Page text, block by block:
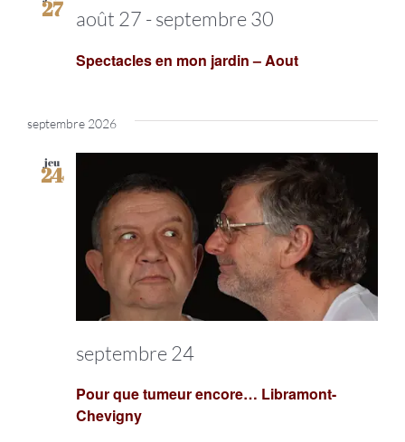
27
Spectacles en mon jardin – Aout
août 27 -septembre 30
septembre 2026
jeu
24
Pour que tumeur encore… Libramont-
Chevigny
septembre 24